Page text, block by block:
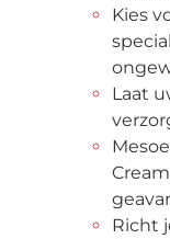
Kies
Laat
Richt